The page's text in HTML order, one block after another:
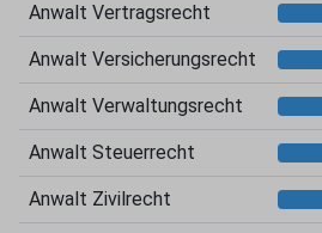
Anwalt Vertragsrecht
Anwalt Versicherungsrecht
Anwalt Verwaltungsrecht
Anwalt Steuerrecht
Anwalt Zivilrecht